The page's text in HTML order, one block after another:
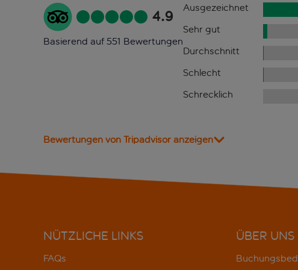
4.9
Basierend auf 551 Bewertungen
Ausgezeichnet
Sehr gut
Durchschnitt
Schlecht
Schrecklich
Bewertungen von Tripadvisor anzeigen
NÜTZLICHE LINKS
FAQs
ÜBER UNS